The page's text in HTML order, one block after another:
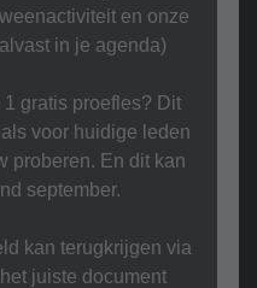
en onze
in je agenda)
gratis proefles? Dit
voor huidige leden
proberen. En dit kan
september.
kan terugkrijgen via
juiste document